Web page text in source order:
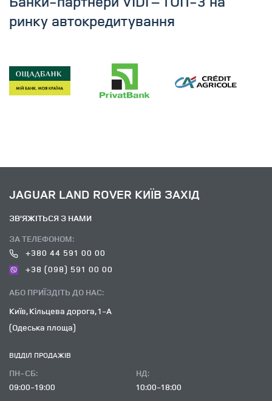
ринку автокредитування
JAGUAR LAND ROVER КИЇВ ЗАХІД
ЗВ’ЯЖІТЬСЯ З НАМИ
ЗА ТЕЛЕФОНОМ:
+380 44 591 00 00
+38 (098) 591 00 00
АБО ПРИЇЗДІТЬ ДО НАС:
Київ, Кільцева дорога, 1-А
(Одеська площа)
ВІДДІЛ ПРОДАЖІВ
ПН-СБ:
09:00-19:00
НД:
10:00-18:00